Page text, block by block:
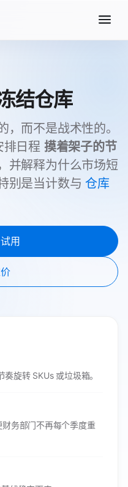
结仓库
，而不是战术性的。
日程 摸着架子的节
并解释为什么市场短
别是当计数与仓库
用
旋转 SKUs 或垃圾箱。
财务部门不再每个季度重